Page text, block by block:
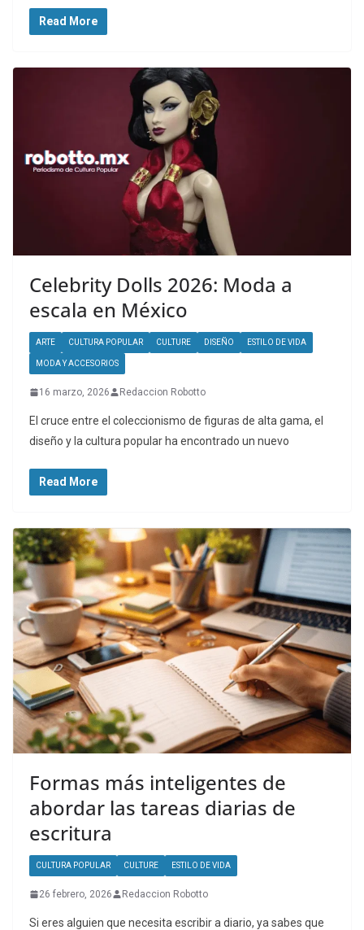
Read More
Celebrity Dolls 2026: Moda a
escala en México
ARTE CULTURA POPULAR CULTURE DISEÑO ESTILO DE VIDA
MODA Y ACCESORIOS
16 marzo, 2026 Redaccion Robotto
El cruce entre el coleccionismo de figuras de alta gama, el
diseño y la cultura popular ha encontrado un nuevo
Read More
Formas más inteligentes de
abordar las tareas diarias de
escritura
CULTURA POPULAR CULTURE ESTILO DE VIDA
26 febrero, 2026 Redaccion Robotto
Si eres alguien que necesita escribir a diario, ya sabes que